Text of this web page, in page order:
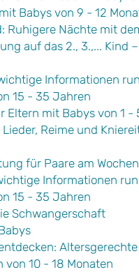
Babys von 9 - 12
Ruhigere Nächte mit
auf das 2., 3.,... Kind
Informationen
15 - 35 Jahren
Eltern mit Babys von 1 -
Reime und
für Paare am
Informationen
15 - 35 Jahren
Schwangerschaft
10 - 18 Monaten